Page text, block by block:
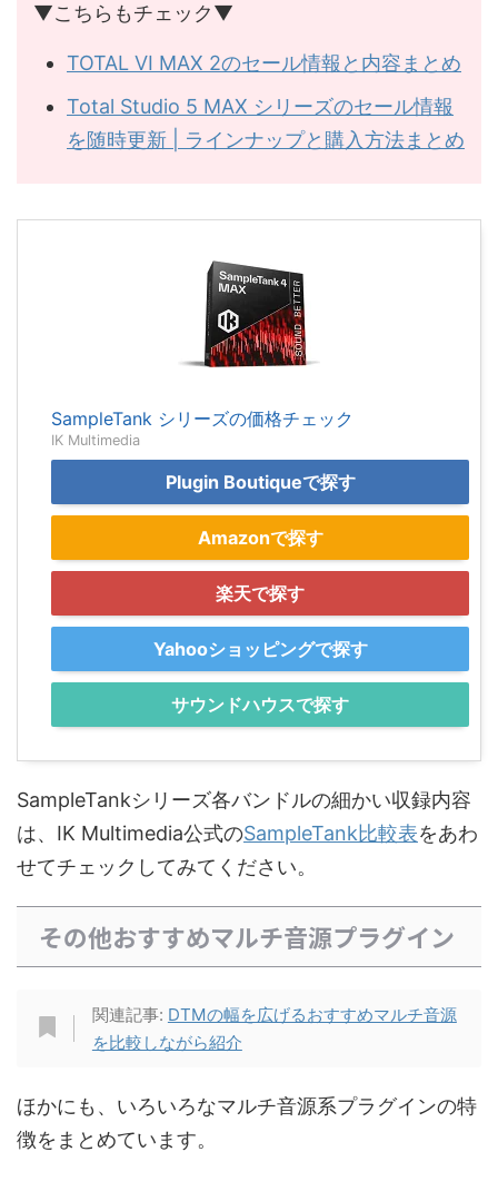
▼こちらもチェック▼
TOTAL VI MAX 2のセール情報と内容まとめ
Total Studio 5 MAX シリーズのセール情報
を随時更新 | ラインナップと購入方法まとめ
SampleTank シリーズの価格チェック
IK Multimedia
Plugin Boutiqueで探す
Amazonで探す
楽天で探す
Yahooショッピングで探す
サウンドハウスで探す
SampleTankシリーズ各バンドルの細かい収録内容
は、IK Multimedia公式のSampleTank比較表をあわ
せてチェックしてみてください。
その他おすすめマルチ音源プラグイン
関連記事: DTMの幅を広げるおすすめマルチ音源
を比較しながら紹介
ほかにも、いろいろなマルチ音源系プラグインの特
徴をまとめています。